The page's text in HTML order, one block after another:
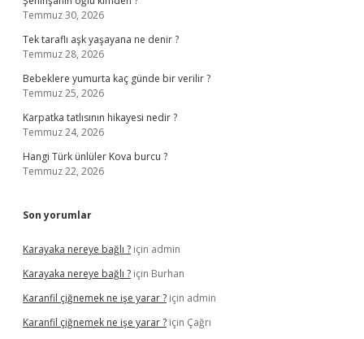
Temmuz 30, 2026
Tek taraflı aşk yaşayana ne denir ?
Temmuz 28, 2026
Bebeklere yumurta kaç günde bir verilir ?
Temmuz 25, 2026
Karpatka tatlısının hikayesi nedir ?
Temmuz 24, 2026
Hangi Türk ünlüler Kova burcu ?
Temmuz 22, 2026
Son yorumlar
Karayaka nereye bağlı ? için admin
Karayaka nereye bağlı ? için Burhan
Karanfil çiğnemek ne işe yarar ? için admin
Karanfil çiğnemek ne işe yarar ? için Çağrı